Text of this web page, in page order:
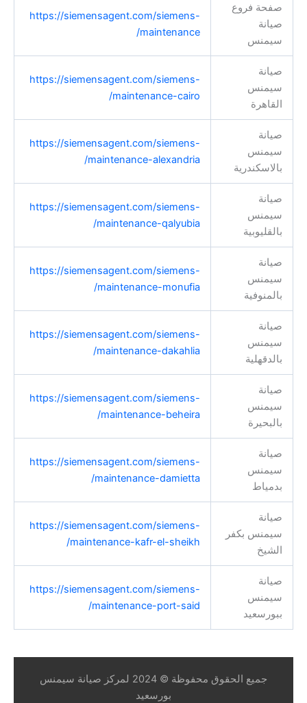
صفحة فروع
صيانة
سيمنس
https://siemensagent.com/siemens-
maintenance/
صيانة
سيمنس
القاهرة
https://siemensagent.com/siemens-
maintenance-cairo/
صيانة
سيمنس
بالاسكندرية
https://siemensagent.com/siemens-
maintenance-alexandria/
صيانة
سيمنس
بالقليوبية
https://siemensagent.com/siemens-
maintenance-qalyubia/
صيانة
سيمنس
بالمنوفية
https://siemensagent.com/siemens-
maintenance-monufia/
صيانة
سيمنس
بالدقهلية
https://siemensagent.com/siemens-
maintenance-dakahlia/
صيانة
سيمنس
بالبحيرة
https://siemensagent.com/siemens-
maintenance-beheira/
صيانة
سيمنس
بدمياط
https://siemensagent.com/siemens-
maintenance-damietta/
صيانة
سيمنس بكفر
الشيخ
https://siemensagent.com/siemens-
maintenance-kafr-el-sheikh/
صيانة
سيمنس
ببورسعيد
https://siemensagent.com/siemens-
maintenance-port-said/
جميع الحقوق محفوظة © 2024 لمركز صيانة سيمنس
بورسعيد